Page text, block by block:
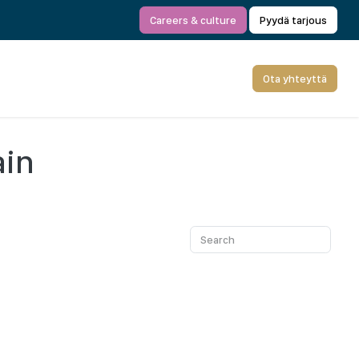
Careers & culture Pyydä tarjous
Ota yhteyttä